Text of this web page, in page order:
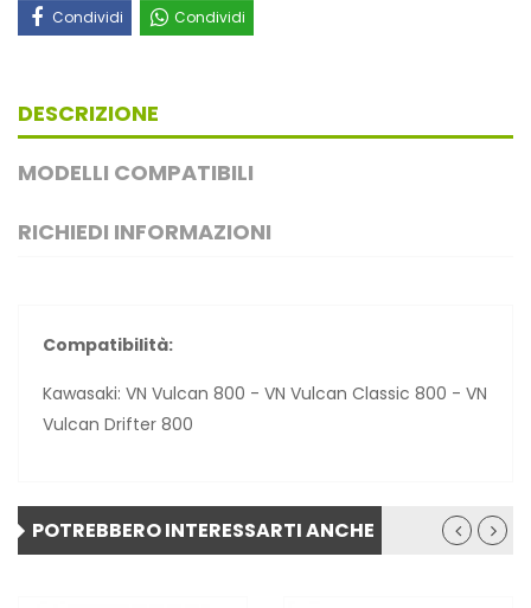
Condividi Condividi
DESCRIZIONE
MODELLI COMPATIBILI
RICHIEDI INFORMAZIONI
Compatibilità:
Kawasaki: VN Vulcan 800 - VN Vulcan Classic 800 - VN
Vulcan Drifter 800
POTREBBERO INTERESSARTI ANCHE